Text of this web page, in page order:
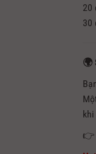
20
30
🌍
👉